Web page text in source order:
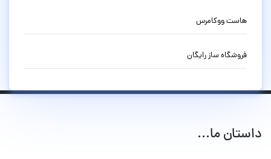
هاست ووکامرس
فروشگاه ساز رایگان
داستان ما...